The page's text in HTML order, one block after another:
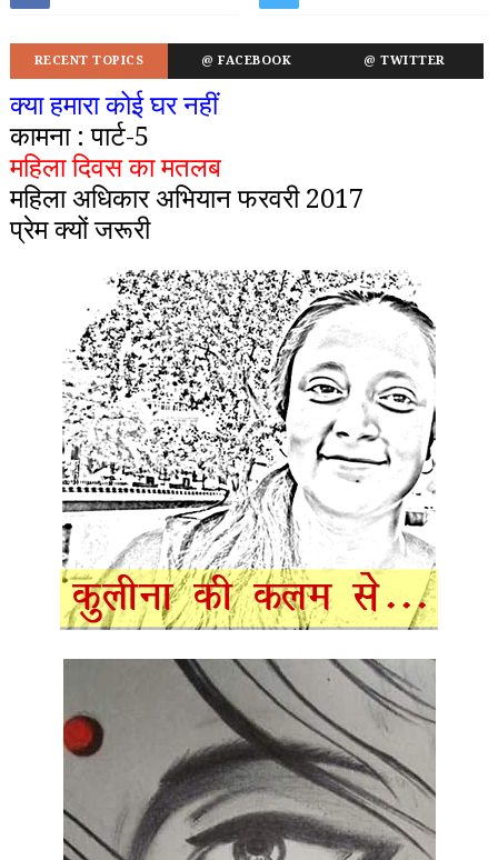
RECENT TOPICS @ FACEBOOK @ TWITTER
क्या हमारा कोई घर नहीं
कामना : पार्ट-5
महिला दिवस का मतलब
महिला अधिकार अभियान फरवरी 2017
प्रेम क्यों जरूरी